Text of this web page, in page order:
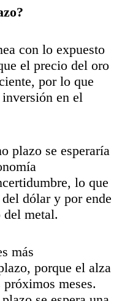
con lo expuesto
el precio del oro
por lo que
en el
plazo se esperaría
lo que
dólar y por ende
del metal.
más
porque el alza
meses.